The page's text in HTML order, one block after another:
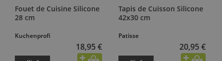
Fouet de Cuisine Silicone
28 cm
Kuchenprofi
18,95 €
Tapis de Cuisson Silicone
42x30 cm
Patisse
20,95 €